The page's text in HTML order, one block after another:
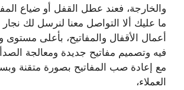
والخارجة، فعند عطل القفل أو ضياع
ما عليك ألا التواصل معنا لنرسل لك
أعمال الأقفال والمفاتيح، بأعلى مستوى
فيه وتصميم مفاتيح جديدة ومعالجة الصدأ
مع إعادة صب المفاتيح بصورة متقنة
العملاء،